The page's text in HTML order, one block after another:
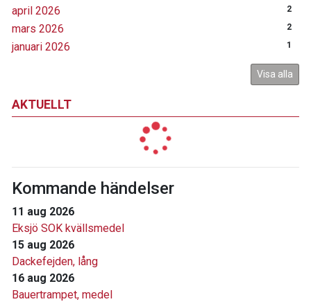
april 2026 2
mars 2026 2
januari 2026 1
Visa alla
AKTUELLT
Kommande händelser
11 aug 2026
Eksjö SOK kvällsmedel
15 aug 2026
Dackefejden, lång
16 aug 2026
Bauertrampet, medel